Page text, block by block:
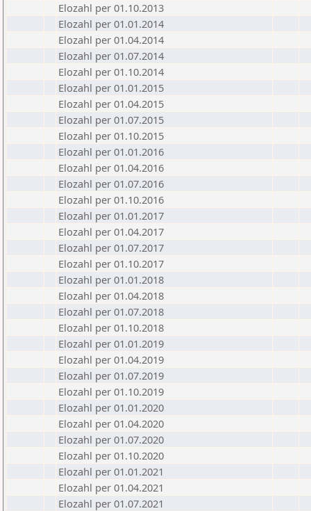
Elozahl per 01.10.2013
Elozahl per 01.01.2014
Elozahl per 01.04.2014
Elozahl per 01.07.2014
Elozahl per 01.10.2014
Elozahl per 01.01.2015
Elozahl per 01.04.2015
Elozahl per 01.07.2015
Elozahl per 01.10.2015
Elozahl per 01.01.2016
Elozahl per 01.04.2016
Elozahl per 01.07.2016
Elozahl per 01.10.2016
Elozahl per 01.01.2017
Elozahl per 01.04.2017
Elozahl per 01.07.2017
Elozahl per 01.10.2017
Elozahl per 01.01.2018
Elozahl per 01.04.2018
Elozahl per 01.07.2018
Elozahl per 01.10.2018
Elozahl per 01.01.2019
Elozahl per 01.04.2019
Elozahl per 01.07.2019
Elozahl per 01.10.2019
Elozahl per 01.01.2020
Elozahl per 01.04.2020
Elozahl per 01.07.2020
Elozahl per 01.10.2020
Elozahl per 01.01.2021
Elozahl per 01.04.2021
Elozahl per 01.07.2021